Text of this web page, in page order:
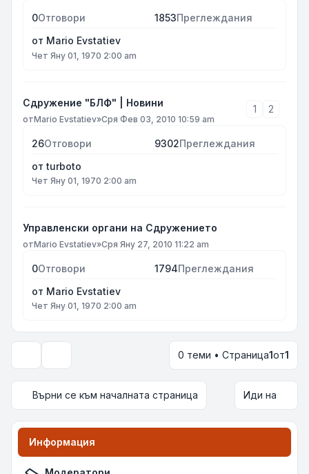
0Отговори 1853Преглеждания
от Mario Evstatiev
Чет Яну 01, 1970 2:00 am
Сдружение "БЛФ" | Новини
отMario Evstatiev»Сря Фев 03, 2010 10:59 am
1 2
26Отговори 9302Преглеждания
отturboto
Чет Яну 01, 1970 2:00 am
Управленски органи на Сдружението
отMario Evstatiev»Сря Яну 27, 2010 11:22 am
0Отговори 1794Преглеждания
от Mario Evstatiev
Чет Яну 01, 1970 2:00 am
Опции за показване и сортиране0 теми • Страница1от1
Върни се към началната страница Иди на
Информация